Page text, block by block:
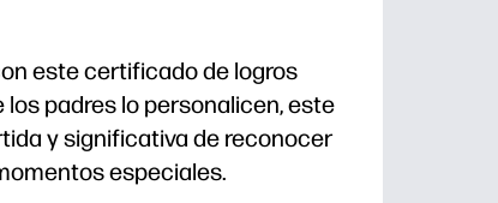
este certificado de logros
padres lo personalicen, este
y significativa de reconocer
especiales.